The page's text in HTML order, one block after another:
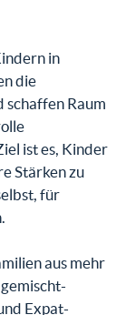
in
die
schaffen Raum
ist es, Kinder
Stärken zu
für
aus mehr
Expat-